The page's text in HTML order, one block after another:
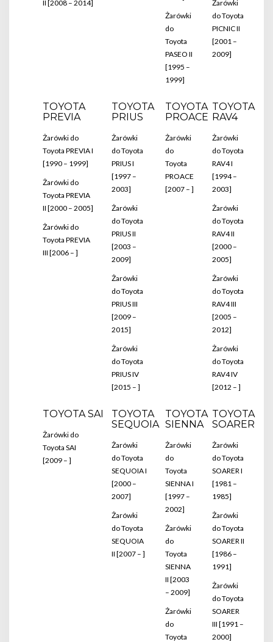
II [2008 – 2014]
Żarówki
do
Toyota
PASEO II
[1995 –
1999]
Żarówki
do Toyota
PICNIC II
[2001 –
2009]
TOYOTA
PREVIA
Żarówki do
Toyota PREVIA I
[1990 – 1999]
Żarówki do
Toyota PREVIA
II [2000 – 2005]
Żarówki do
Toyota PREVIA
III [2006 – ]
TOYOTA
PRIUS
Żarówki
do Toyota
PRIUS I
[1997 –
2003]
Żarówki
do Toyota
PRIUS II
[2003 –
2009]
Żarówki
do Toyota
PRIUS III
[2009 –
2015]
Żarówki
do Toyota
PRIUS IV
[2015 – ]
TOYOTA
PROACE
Żarówki
do
Toyota
PROACE
[2007 – ]
TOYOTA
RAV4
Żarówki
do Toyota
RAV4 I
[1994 –
2003]
Żarówki
do Toyota
RAV4 II
[2000 –
2005]
Żarówki
do Toyota
RAV4 III
[2005 –
2012]
Żarówki
do Toyota
RAV4 IV
[2012 – ]
TOYOTA SAI
Żarówki do
Toyota SAI
[2009 – ]
TOYOTA
SEQUOIA
Żarówki
do Toyota
SEQUOIA I
[2000 –
2007]
Żarówki
do Toyota
SEQUOIA
II [2007 – ]
TOYOTA
SIENNA
Żarówki
do
Toyota
SIENNA I
[1997 –
2002]
Żarówki
do
Toyota
SIENNA
II [2003
– 2009]
Żarówki
do
Toyota
TOYOTA
SOARER
Żarówki
do Toyota
SOARER I
[1981 –
1985]
Żarówki
do Toyota
SOARER II
[1986 –
1991]
Żarówki
do Toyota
SOARER
III [1991 –
2000]